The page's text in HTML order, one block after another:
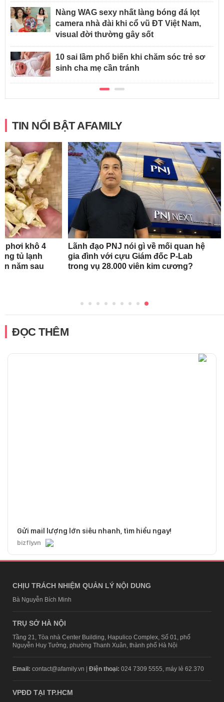
Nàng WAG sexy nhất làng bóng đá lọt
camera nhà đài khi cổ vũ ĐT Việt Nam,
visual đời thường gây sốt
10 sai lầm phổ biến khi chăm sóc trẻ sơ
sinh cha mẹ cần tránh
TIN NỔI BẬT AFAMILY
phơi khô 4
tủ lạnh
năm sau
Lãnh đạo PNJ nói gì về mối quan hệ
gia đình với cựu Giám đốc P-Lab
trong vụ 28.000 viên kim cương?
ĐỌC THÊM
Gửi mail lượng lớn siêu nhanh, tìm hiểu ngay!
bizfly.vn
CHỊU TRÁCH NHIỆM QUẢN LÝ NỘI DUNG
Bà Nguyễn Bích Minh
TRỤ SỞ HÀ NỘI
Tầng 21, Tòa nhà Center Building, Hapulico Complex, Số 01, phố
Nguyễn Huy Tưởng, phường Thanh Xuân, thành phố Hà Nội
Email: contact@afamily.vn | Điện thoại: 024 7309 5555, máy lẻ 62.370
VPĐD TẠI TP.HCM